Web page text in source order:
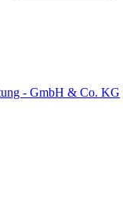
- GmbH & Co. KG